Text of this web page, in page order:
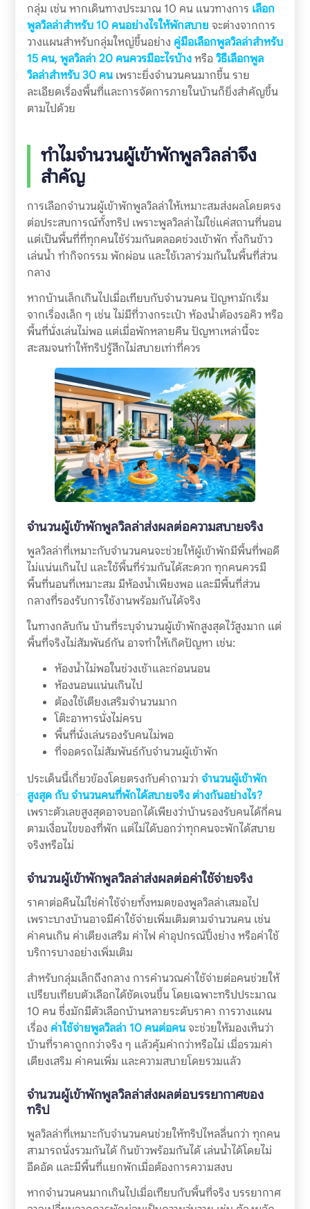
กลุ่ม เช่น หากเดินทางประมาณ 10 คน แนวทางการ เลือก
พูลวิลล่าสำหรับ 10 คนอย่างไรให้พักสบาย จะต่างจากการ
วางแผนสำหรับกลุ่มใหญ่ขึ้นอย่าง คู่มือเลือกพูลวิลล่าสำหรับ
15 คน, พูลวิลล่า 20 คนควรมีอะไรบ้างหรือ วิธีเลือกพูล
วิลล่าสำหรับ 30 คนเพราะยิ่งจำนวนคนมากขึ้น ราย
ละเอียดเรื่องพื้นที่และการจัดการภายในบ้านก็ยิ่งสำคัญขึ้น
ตามไปด้วย
ทำไมจำนวนผู้เข้าพักพูลวิลล่าจึง
สำคัญ
การเลือกจำนวนผู้เข้าพักพูลวิลล่าให้เหมาะสมส่งผลโดยตรง
ต่อประสบการณ์ทั้งทริป เพราะพูลวิลล่าไม่ใช่แค่สถานที่นอน
แต่เป็นพื้นที่ที่ทุกคนใช้ร่วมกันตลอดช่วงเข้าพัก ทั้งกินข้าว
เล่นน้ำ ทำกิจกรรม พักผ่อน และใช้เวลาร่วมกันในพื้นที่ส่วน
กลาง
หากบ้านเล็กเกินไปเมื่อเทียบกับจำนวนคน ปัญหามักเริ่ม
จากเรื่องเล็ก ๆ เช่น ไม่มีที่วางกระเป๋า ห้องน้ำต้องรอคิว หรือ
พื้นที่นั่งเล่นไม่พอ แต่เมื่อพักหลายคืน ปัญหาเหล่านี้จะ
สะสมจนทำให้ทริปรู้สึกไม่สบายเท่าที่ควร
จำนวนผู้เข้าพักพูลวิลล่าส่งผลต่อความสบายจริง
พูลวิลล่าที่เหมาะกับจำนวนคนจะช่วยให้ผู้เข้าพักมีพื้นที่พอดี
ไม่แน่นเกินไป และใช้พื้นที่ร่วมกันได้สะดวก ทุกคนควรมี
พื้นที่นอนที่เหมาะสม มีห้องน้ำเพียงพอ และมีพื้นที่ส่วน
กลางที่รองรับการใช้งานพร้อมกันได้จริง
ในทางกลับกัน บ้านที่ระบุจำนวนผู้เข้าพักสูงสุดไว้สูงมาก แต่
พื้นที่จริงไม่สัมพันธ์กัน อาจทำให้เกิดปัญหา เช่น:
ห้องน้ำไม่พอในช่วงเช้าและก่อนนอน
ห้องนอนแน่นเกินไป
ต้องใช้เตียงเสริมจำนวนมาก
โต๊ะอาหารนั่งไม่ครบ
พื้นที่นั่งเล่นรองรับคนไม่พอ
ที่จอดรถไม่สัมพันธ์กับจำนวนผู้เข้าพัก
ประเด็นนี้เกี่ยวข้องโดยตรงกับคำถามว่า จำนวนผู้เข้าพัก
สูงสุด กับ จำนวนคนที่พักได้สบายจริง ต่างกันอย่างไร?
เพราะตัวเลขสูงสุดอาจบอกได้เพียงว่าบ้านรองรับคนได้กี่คน
ตามเงื่อนไขของที่พัก แต่ไม่ได้บอกว่าทุกคนจะพักได้สบาย
จริงหรือไม่
จำนวนผู้เข้าพักพูลวิลล่าส่งผลต่อค่าใช้จ่ายจริง
ราคาต่อคืนไม่ใช่ค่าใช้จ่ายทั้งหมดของพูลวิลล่าเสมอไป
เพราะบางบ้านอาจมีค่าใช้จ่ายเพิ่มเติมตามจำนวนคน เช่น
ค่าคนเกิน ค่าเตียงเสริม ค่าไฟ ค่าอุปกรณ์ปิ้งย่าง หรือค่าใช้
บริการบางอย่างเพิ่มเติม
สำหรับกลุ่มเล็กถึงกลาง การคำนวณค่าใช้จ่ายต่อคนช่วยให้
เปรียบเทียบตัวเลือกได้ชัดเจนขึ้น โดยเฉพาะทริปประมาณ
10 คน ซึ่งมักมีตัวเลือกบ้านหลายระดับราคา การวางแผน
เรื่อง ค่าใช้จ่ายพูลวิลล่า 10 คนต่อคนจะช่วยให้มองเห็นว่า
บ้านที่ราคาถูกกว่าจริง ๆ แล้วคุ้มค่ากว่าหรือไม่ เมื่อรวมค่า
เตียงเสริม ค่าคนเพิ่ม และความสบายโดยรวมแล้ว
จำนวนผู้เข้าพักพูลวิลล่าส่งผลต่อบรรยากาศของ
ทริป
พูลวิลล่าที่เหมาะกับจำนวนคนช่วยให้ทริปไหลลื่นกว่า ทุกคน
สามารถนั่งรวมกันได้ กินข้าวพร้อมกันได้ เล่นน้ำได้โดยไม่
อึดอัด และมีพื้นที่แยกพักเมื่อต้องการความสงบ
หากจำนวนคนมากเกินไปเมื่อเทียบกับพื้นที่จริง บรรยากาศ